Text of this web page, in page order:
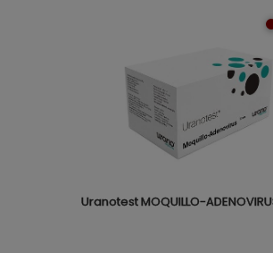
Uranotest MOQUILLO-